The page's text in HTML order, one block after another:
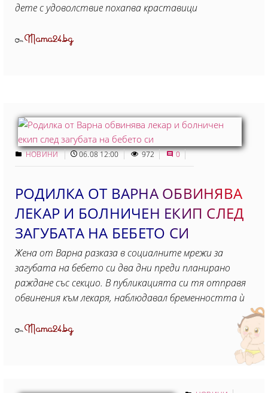
дете с удоволствие похапва краставици
ОтMama24.bg
НОВИНИ 06.08 12:00 972 0
РОДИЛКА ОТ ВАРНА ОБВИНЯВА
ЛЕКАР И БОЛНИЧЕН ЕКИП СЛЕД
ЗАГУБАТА НА БЕБЕТО СИ
Жена от Варна разказа в социалните мрежи за
загубата на бебето си два дни преди планирано
раждане със секцио. В публикацията си тя отправя
обвинения към лекаря, наблюдавал бременността ѝ
ОтMama24.bg